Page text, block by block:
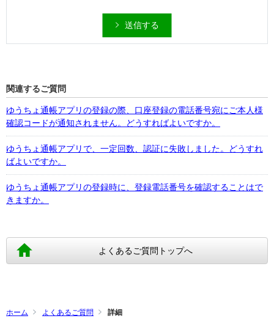
送信する
関連するご質問
ゆうちょ通帳アプリの登録の際、口座登録の電話番号宛にご本人様
確認コードが通知されません。どうすればよいですか。
ゆうちょ通帳アプリで、一定回数、認証に失敗しました。どうすれ
ばよいですか。
ゆうちょ通帳アプリの登録時に、登録電話番号を確認することはで
きますか。
よくあるご質問トップへ
ホーム よくあるご質問 詳細